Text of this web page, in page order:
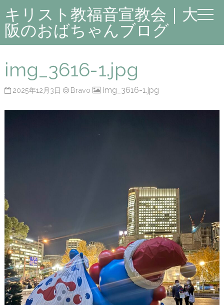
キリスト教福音宣教会｜大
阪のおばちゃんブログ
img_3616-1.jpg
2025年12月3日 Bravo img_3616-1.jpg